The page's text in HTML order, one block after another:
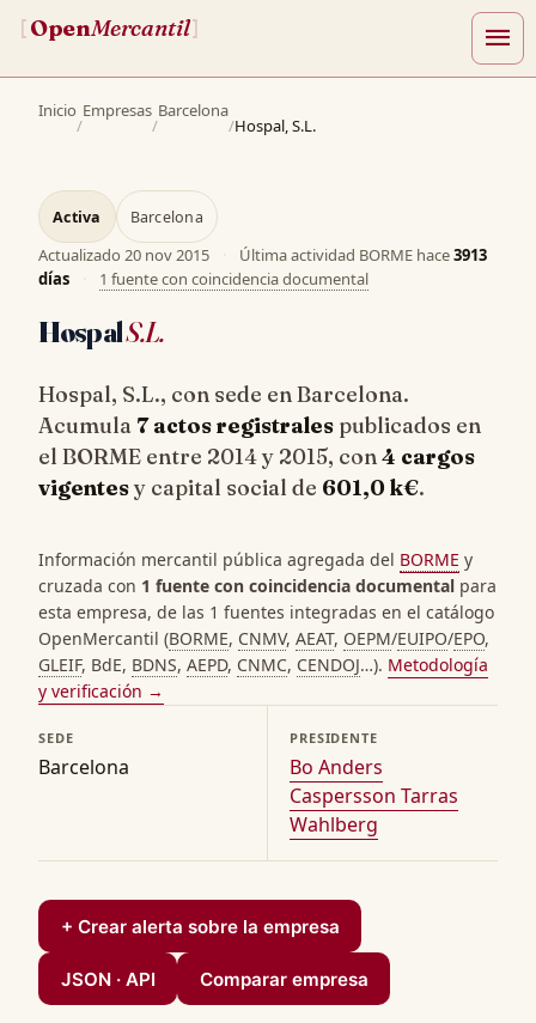
[OpenMercantil] menu
Inicio
/
Empresas
/
Barcelona
/Hospal, S.L.
Activa Barcelona
Actualizado 20 nov 2015 · Última actividad BORME hace3913
días
· 1 fuente con coincidencia documental
HospalS.L.
Hospal, S.L., con sede en Barcelona.
Acumula 7 actos registrales publicados en
el BORME entre 2014 y 2015, con4 cargos
vigentesy capital social de 601,0 k€.
Información mercantil pública agregada del BORME y
cruzada con 1 fuente con coincidencia documental para
esta empresa, de las 1 fuentes integradas en el catálogo
OpenMercantil (BORME, CNMV, AEAT, OEPM/EUIPO/EPO,
GLEIF, BdE, BDNS, AEPD, CNMC, CENDOJ…). Metodología
y verificación →
SEDE
Barcelona
PRESIDENTE
Bo Anders
Caspersson Tarras
Wahlberg
+ Crear alerta sobre la empresa
JSON · API Comparar empresa